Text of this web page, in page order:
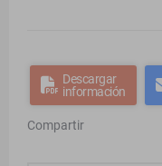
Descargar
información
Compartir